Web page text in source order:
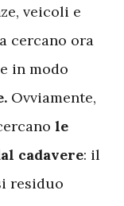
veicoli e
cercano ora
in modo
Ovviamente,
le
cadavere: il
residuo